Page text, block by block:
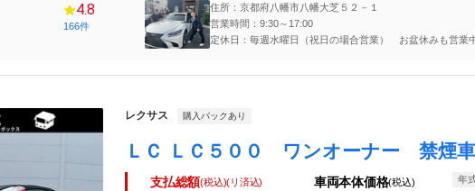
4.8
166件
住所：京都府八幡市八幡大芝５２－１
営業時間：9:30～17:00
定休日：毎週水曜日（祝日の場合営業） お盆休みも営業
レクサス 購入パックあり
支払総額(税込)(リ済込) 車両本体価格(税込) 年